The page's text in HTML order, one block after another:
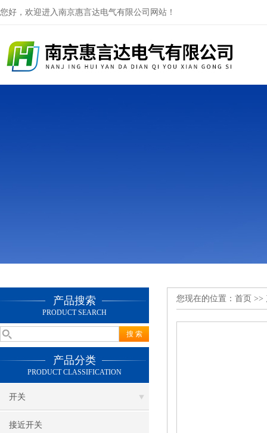
您好，欢迎进入南京惠言达电气有限公司网站！
产品搜索
PRODUCT SEARCH
产品分类
PRODUCT CLASSIFICATION
开关
接近开关
您现在的位置： 首页 >>